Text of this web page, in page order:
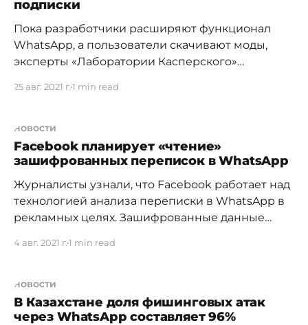
подписки
Пока разработчики расширяют функционал
WhatsApp, а пользователи скачивают моды,
эксперты «Лаборатории Касперского»
мессенджера WhatsApp — FMWhatsApp16.80.0
запускать другие вредоносные модули,
показывать рекламу, оформлять платные
подписки. В таких сборках модов реклама
обычно проявляет себя в виде различных
25 авг. 2021 г.1 min read
новости
Facebook планирует «чтение»
зашифрованных переписок в WhatsApp
Журналисты узнали, что Facebook работает над
технологией анализа переписки в WhatsApp в
рекламных целях. Зашифрованные данные
дешифрования информации. Это поможет
рекламы. Чтобы изучить способ анализа
зашифрованных данных без их расшифровки
Facebook собирает команду исследователей.
4 авг. 2021 г.1 min read
новости
В Казахстане доля фишинговых атак
через WhatsApp составляет 96%